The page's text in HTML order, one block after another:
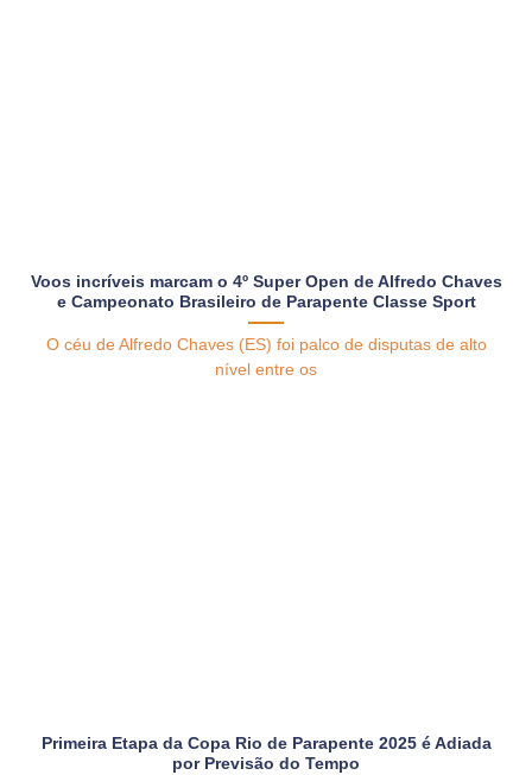
Voos incríveis marcam o 4º Super Open de Alfredo Chaves
e Campeonato Brasileiro de Parapente Classe Sport
O céu de Alfredo Chaves (ES) foi palco de disputas de alto
nível entre os
Primeira Etapa da Copa Rio de Parapente 2025 é Adiada
por Previsão do Tempo